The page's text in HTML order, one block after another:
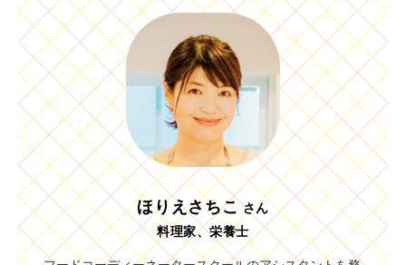
ほりえさちこ さん
料理家、栄養士